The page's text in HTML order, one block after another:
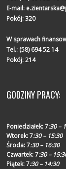
E-mail:
Pokój: 320
W sprawach
Tel.: (58) 694 52 14
Pokój: 214
GODZINY PRACY:
Poniedziałek:7:30 –
Wtorek:7:30 – 15:30
Środa:7:30 – 16:30
Czwartek:7:30 –
Piątek:7:30 – 14:30